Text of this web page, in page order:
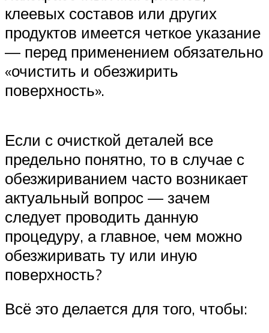
клеевых составов или других
продуктов имеется четкое указание
— перед применением обязательно
«очистить и обезжирить
поверхность».
Если с очисткой деталей все
предельно понятно, то в случае с
обезжириванием часто возникает
актуальный вопрос — зачем
следует проводить данную
процедуру, а главное, чем можно
обезжиривать ту или иную
поверхность?
Всё это делается для того, чтобы: